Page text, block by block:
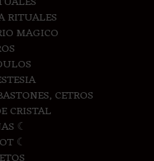
RITUALES
MAGICO
CETROS
CRISTAL
☾
☾